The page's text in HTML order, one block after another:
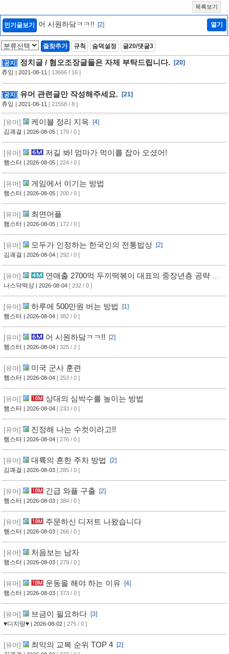
목록보기
인기글보기 어 시원하닼ㅋㅋ!! [2] 열기
즐찾추가 규칙 숨덕설정 글20/댓글3
[공지] 정치글 / 혐오조장글들은 자제 부탁드립니다.
[20]
츄잉 | 2021-08-11 [ 13666 / 16 ]
[공지] 유머 관련글만 작성해주세요.
[21]
츄잉 | 2021-08-11 [ 21558 / 8 ]
[유머] 케이블 정리 지옥
[4]
김괘걸
| 2026-08-05 [ 179 / 0 ]
[유머] 저길 봐! 엄마가 먹이를 잡아 오셨어!
햄스터 | 2026-08-05 [ 224 / 0 ]
[유머] 게임에서 이기는 방법
햄스터 | 2026-08-05 [ 200 / 0 ]
[유머] 최면어플
햄스터 | 2026-08-05 [ 172 / 0 ]
[유머] 모두가 인정하는 한국인의 전통밥상
[2]
김괘걸
| 2026-08-04 [ 292 / 0 ]
[유머]
연매출 2700억 두끼떡볶이 대표의 중장년층 공략 방
법
나스닥떡상 | 2026-08-04 [ 232 / 0 ]
[유머] 하루에 500만원 버는 방법
[1]
햄스터
| 2026-08-04 [ 382 / 0 ]
[유머] 어 시원하닼ㅋㅋ!!
[2]
햄스터
| 2026-08-04 [ 325 / 2 ]
[유머] 미국 군사 훈련
햄스터 | 2026-08-04 [ 253 / 0 ]
[유머] 상대의 심박수를 높이는 방법
햄스터 | 2026-08-04 [ 233 / 0 ]
[유머] 진정해 나는 수컷이라고!!
햄스터 | 2026-08-04 [ 276 / 0 ]
[유머] 대륙의 흔한 주차 방법
[2]
김괘걸
| 2026-08-03 [ 285 / 0 ]
[유머] 긴급 와플 구출
[2]
햄스터
| 2026-08-03 [ 384 / 0 ]
[유머] 주문하신 디저트 나왔습니다
햄스터 | 2026-08-03 [ 266 / 0 ]
[유머] 처음보는 남자
햄스터 | 2026-08-03 [ 279 / 0 ]
[유머] 운동을 해야 하는 이유
[4]
햄스터
| 2026-08-03 [ 373 / 0 ]
[유머] 브금이 필요하다
[3]
♥디지땅♥ | 2026-08-02 [ 275 / 0 ]
[유머] 최악의 교복 순위 TOP 4
[2]